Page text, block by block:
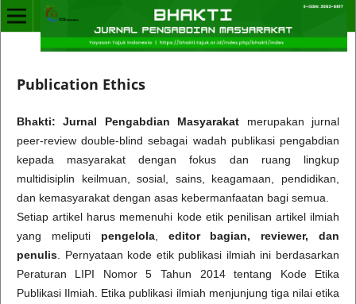
Publication Ethics
Bhakti: Jurnal Pengabdian Masyarakat merupakan jurnal
peer-review double-blind sebagai wadah publikasi pengabdian
kepada masyarakat dengan fokus dan ruang lingkup
multidisiplin keilmuan, sosial, sains, keagamaan, pendidikan,
dan kemasyarakat dengan asas kebermanfaatan bagi semua.
Setiap artikel harus memenuhi kode etik penilisan artikel ilmiah
yang meliputi pengelola, editor bagian, reviewer, dan
penulis. Pernyataan kode etik publikasi ilmiah ini berdasarkan
Peraturan LIPI Nomor 5 Tahun 2014 tentang Kode Etika
Publikasi Ilmiah. Etika publikasi ilmiah menjunjung tiga nilai etika